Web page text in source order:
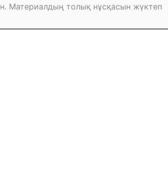
Материалдың толық нұсқасын жүктеп